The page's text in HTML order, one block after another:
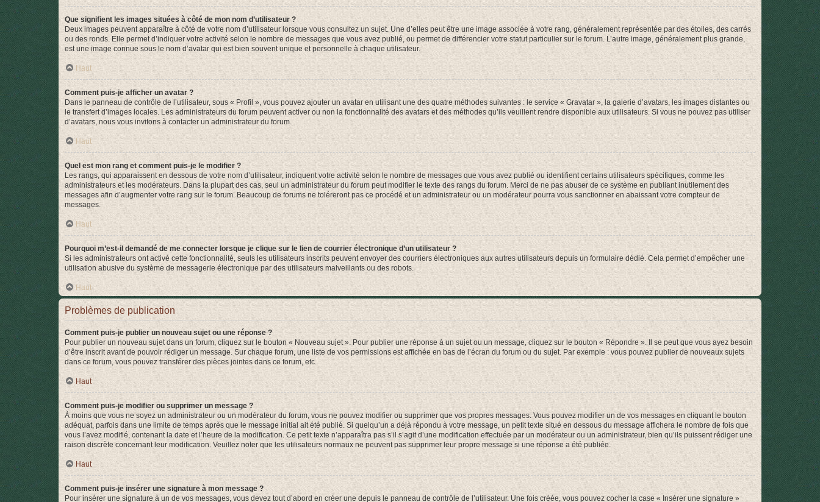
Que signifient les images situées à côté de mon nom d’utilisateur ?
Deux images peuvent apparaître à côté de votre nom d’utilisateur lorsque vous consultez un sujet. Une d’elles peut être une image associée à votre rang, généralement représentée par des étoiles, des carrés
ou des ronds. Elle permet d’indiquer votre activité selon le nombre de messages que vous avez publié, ou permet de différencier votre statut particulier sur le forum. L’autre image, généralement plus grande,
est une image connue sous le nom d’avatar qui est bien souvent unique et personnelle à chaque utilisateur.
Haut
Comment puis-je afficher un avatar ?
Dans le panneau de contrôle de l’utilisateur, sous « Profil », vous pouvez ajouter un avatar en utilisant une des quatre méthodes suivantes : le service « Gravatar », la galerie d’avatars, les images distantes ou
le transfert d’images locales. Les administrateurs du forum peuvent activer ou non la fonctionnalité des avatars et des méthodes qu’ils veuillent rendre disponible aux utilisateurs. Si vous ne pouvez pas utiliser
d’avatars, nous vous invitons à contacter un administrateur du forum.
Haut
Quel est mon rang et comment puis-je le modifier ?
Les rangs, qui apparaissent en dessous de votre nom d’utilisateur, indiquent votre activité selon le nombre de messages que vous avez publié ou identifient certains utilisateurs spécifiques, comme les
administrateurs et les modérateurs. Dans la plupart des cas, seul un administrateur du forum peut modifier le texte des rangs du forum. Merci de ne pas abuser de ce système en publiant inutilement des
messages afin d’augmenter votre rang sur le forum. Beaucoup de forums ne toléreront pas ce procédé et un administrateur ou un modérateur pourra vous sanctionner en abaissant votre compteur de
messages.
Haut
Pourquoi m’est-il demandé de me connecter lorsque je clique sur le lien de courrier électronique d’un utilisateur ?
Si les administrateurs ont activé cette fonctionnalité, seuls les utilisateurs inscrits peuvent envoyer des courriers électroniques aux autres utilisateurs depuis un formulaire dédié. Cela permet d’empêcher une
utilisation abusive du système de messagerie électronique par des utilisateurs malveillants ou des robots.
Haut
Problèmes de publication
Comment puis-je publier un nouveau sujet ou une réponse ?
Pour publier un nouveau sujet dans un forum, cliquez sur le bouton « Nouveau sujet ». Pour publier une réponse à un sujet ou un message, cliquez sur le bouton « Répondre ». Il se peut que vous ayez besoin
d’être inscrit avant de pouvoir rédiger un message. Sur chaque forum, une liste de vos permissions est affichée en bas de l’écran du forum ou du sujet. Par exemple : vous pouvez publier de nouveaux sujets
dans ce forum, vous pouvez transférer des pièces jointes dans ce forum, etc.
Haut
Comment puis-je modifier ou supprimer un message ?
À moins que vous ne soyez un administrateur ou un modérateur du forum, vous ne pouvez modifier ou supprimer que vos propres messages. Vous pouvez modifier un de vos messages en cliquant le bouton
adéquat, parfois dans une limite de temps après que le message initial ait été publié. Si quelqu’un a déjà répondu à votre message, un petit texte situé en dessous du message affichera le nombre de fois que
vous l’avez modifié, contenant la date et l’heure de la modification. Ce petit texte n’apparaîtra pas s’il s’agit d’une modification effectuée par un modérateur ou un administrateur, bien qu’ils puissent rédiger une
raison discrète concernant leur modification. Veuillez noter que les utilisateurs normaux ne peuvent pas supprimer leur propre message si une réponse a été publiée.
Haut
Comment puis-je insérer une signature à mon message ?
Pour insérer une signature à un de vos messages, vous devez tout d’abord en créer une depuis le panneau de contrôle de l’utilisateur. Une fois créée, vous pouvez cocher la case « Insérer une signature »